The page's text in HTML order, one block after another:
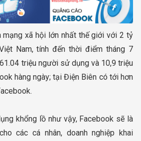
mạng xã hội lớn nhất thế giới với 2 tỷ
Nam, tính đến thời điểm tháng 7
triệu người sử dụng và 10,9 triệu
hàng ngày; tại Điện Biên có tới hơn
khổng lồ như vậy, Facebook sẽ là
các cá nhân, doanh nghiệp khai